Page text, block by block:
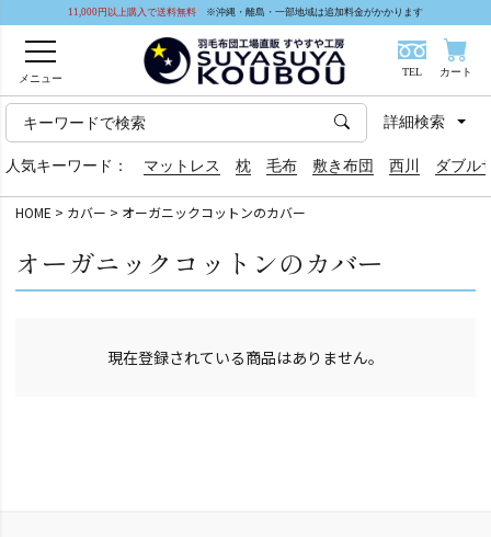
11,000円以上購入で送料無料 ※沖縄・離島・一部地域は追加料金がかかります
メニュー
TEL カート
人気キーワード： マットレス 枕 毛布 敷き布団 西川 ダブル
詳細検索
HOME カバー オーガニックコットンのカバー
オーガニックコットンのカバー
現在登録されている商品はありません。